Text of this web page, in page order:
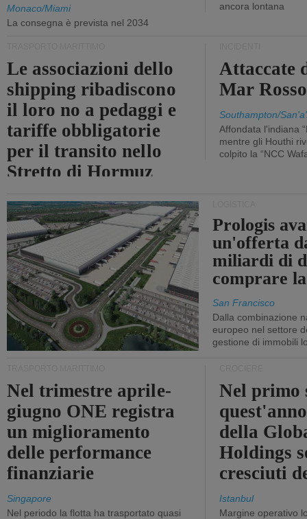
Monaco/Miami
La consegna è prevista nel 2034
ancora lontana
Le associazioni dello
shipping ribadiscono
il loro no a pedaggi e
tariffe obbligatorie
per il transito nello
Stretto di Hormuz
Attaccate
Mar Rosso
Southampton/
Affondata l'indiana
mentre gli Houthi
colpito la “NCC
Prologis
un'offerta
miliardi di
comprare
San Francisco
Dalla combinazione
europeo nel settore
gestione di immobili
Nel trimestre aprile-
giugno ONE registra
un miglioramento
delle performance
finanziarie
Singapore
Nel periodo la flotta ha trasportato quasi
Nel primo
della
Holdings
cresciuti
Istanbul
Margine operativo